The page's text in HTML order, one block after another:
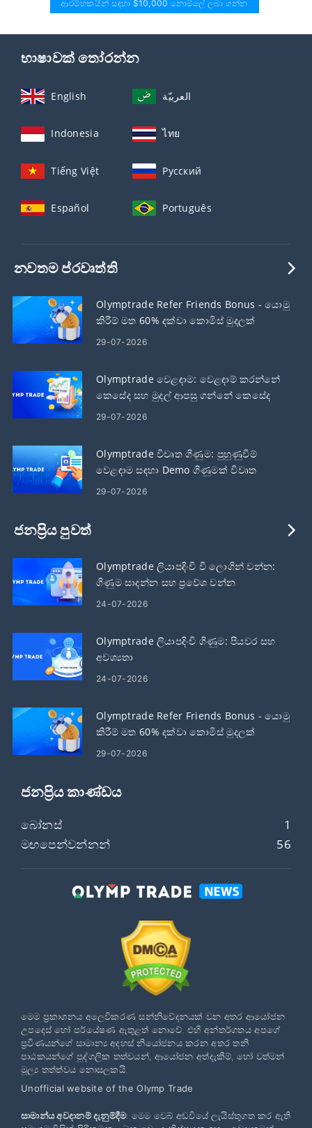
ආරම්භකයින් සඳහා $10,000 නොමිලේ ලබා ගන්න
භාෂාවක් තෝරන්න
English العربيّة
Indonesia ไทย
Tiếng Việt Русский
Español Português
නවතම ප්රවෘත්ති
Olymptrade Refer Friends Bonus - යොමු
කිරීම් මත 60% දක්වා කොමිස් මුදලක්
උපයන්න
29-07-2026
Olymptrade වෙළඳාම: වෙළඳාම් කරන්නේ
කෙසේද සහ මුදල් ආපසු ගන්නේ කෙසේද
29-07-2026
Olymptrade විවෘත ගිණුම: පුහුණුවීම්
වෙළඳාම සඳහා Demo ගිණුමක් විවෘත
කරන්න
29-07-2026
ජනප්‍රිය පුවත්
Olymptrade ලියාපදිංචි වී ලොගින් වන්න:
ගිණුම සාදන්න සහ ප්‍රවේශ වන්න
24-07-2026
Olymptrade ලියාපදිංචි ගිණුම: පියවර සහ
අවශ්‍යතා
24-07-2026
Olymptrade Refer Friends Bonus - යොමු
කිරීම් මත 60% දක්වා කොමිස් මුදලක්
උපයන්න
29-07-2026
ජනප්‍රිය කාණ්ඩය
බෝනස්
1
මඟපෙන්වන්නන්
56
මෙම ප්‍රකාශනය අලෙවිකරණ සන්නිවේදනයක් වන අතර ආයෝජන
උපදෙස් හෝ පර්යේෂණ ඇතුළත් නොවේ. එහි අන්තර්ගතය අපගේ
ප්‍රවීණයන්ගේ සාමාන්‍ය අදහස් නියෝජනය කරන අතර තනි
පාඨකයන්ගේ පුද්ගලික තත්වයන්, ආයෝජන අත්දැකීම්, හෝ වත්මන්
මූල්‍ය තත්ත්වය නොසලකයි.
Unofficial website of the Olymp Trade
සාමාන්ය අවදානම් දැනුම්දීම: මෙම වෙබ් අඩවියේ ලැයිස්තුගත කර ඇති